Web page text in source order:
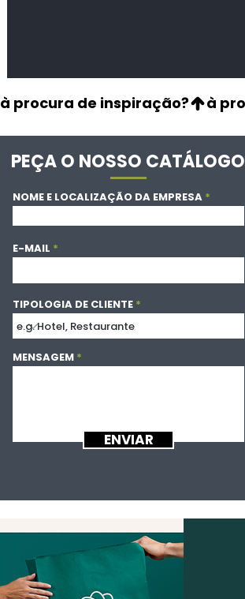
à procura de inspiração?
PEÇA O NOSSO CATÁLOGO
NOME E LOCALIZAÇÃO DA EMPRESA
E-MAIL
TIPOLOGIA DE CLIENTE
MENSAGEM
ENVIAR